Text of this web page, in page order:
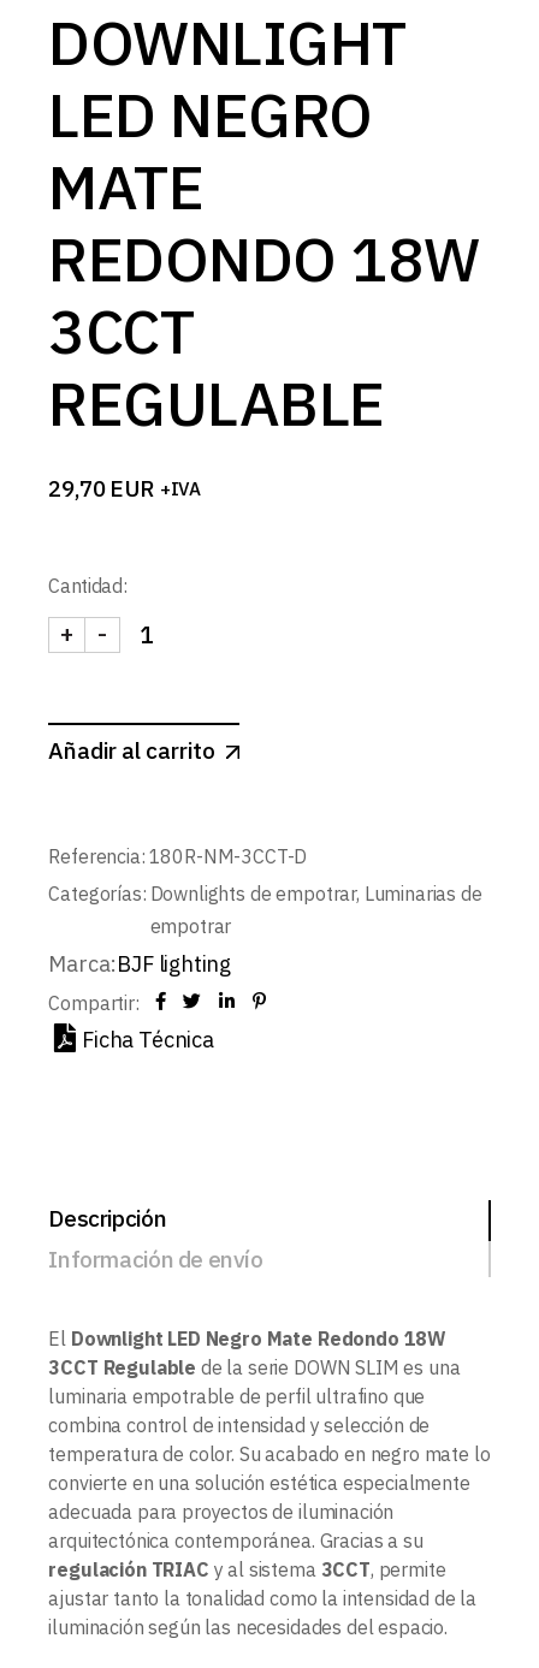
DOWNLIGHT
LED NEGRO
MATE
REDONDO 18W
3CCT
REGULABLE
29,70 EUR +IVA
Cantidad:
DOWNLIGHT LED NEGRO MATE REDONDO 18W
-
+
Añadir al carrito
Referencia: 180R-NM-3CCT-D
Categorías: Downlights de empotrar, Luminarias de
empotrar
Marca:BJF lighting
Compartir:
Ficha Técnica
Descripción
Información de envío
El Downlight LED Negro Mate Redondo 18W
3CCT Regulable de la serie DOWN SLIM es una
luminaria empotrable de perfil ultrafino que
combina control de intensidad y selección de
temperatura de color. Su acabado en negro mate lo
convierte en una solución estética especialmente
adecuada para proyectos de iluminación
arquitectónica contemporánea. Gracias a su
regulación TRIAC y al sistema 3CCT, permite
ajustar tanto la tonalidad como la intensidad de la
iluminación según las necesidades del espacio.